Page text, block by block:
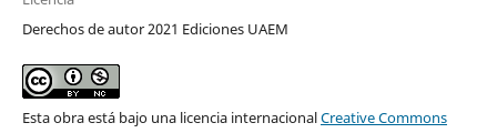
Derechos de autor 2021 Ediciones UAEM
Esta obra está bajo una licencia internacionalCreative Commons